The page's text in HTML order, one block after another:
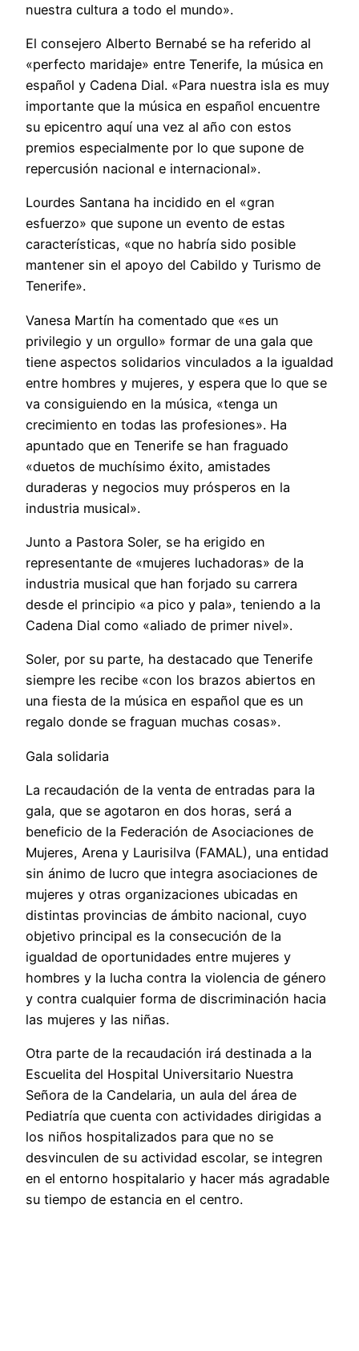
nuestra cultura a todo el mundo».
El consejero Alberto Bernabé se ha referido al
«perfecto maridaje» entre Tenerife, la música en
español y Cadena Dial. «Para nuestra isla es muy
importante que la música en español encuentre
su epicentro aquí una vez al año con estos
premios especialmente por lo que supone de
repercusión nacional e internacional».
Lourdes Santana ha incidido en el «gran
esfuerzo» que supone un evento de estas
características, «que no habría sido posible
mantener sin el apoyo del Cabildo y Turismo de
Tenerife».
Vanesa Martín ha comentado que «es un
privilegio y un orgullo» formar de una gala que
tiene aspectos solidarios vinculados a la igualdad
entre hombres y mujeres, y espera que lo que se
va consiguiendo en la música, «tenga un
crecimiento en todas las profesiones». Ha
apuntado que en Tenerife se han fraguado
«duetos de muchísimo éxito, amistades
duraderas y negocios muy prósperos en la
industria musical».
Junto a Pastora Soler, se ha erigido en
representante de «mujeres luchadoras» de la
industria musical que han forjado su carrera
desde el principio «a pico y pala», teniendo a la
Cadena Dial como «aliado de primer nivel».
Soler, por su parte, ha destacado que Tenerife
siempre les recibe «con los brazos abiertos en
una fiesta de la música en español que es un
regalo donde se fraguan muchas cosas».
Gala solidaria
La recaudación de la venta de entradas para la
gala, que se agotaron en dos horas, será a
beneficio de la Federación de Asociaciones de
Mujeres, Arena y Laurisilva (FAMAL), una entidad
sin ánimo de lucro que integra asociaciones de
mujeres y otras organizaciones ubicadas en
distintas provincias de ámbito nacional, cuyo
objetivo principal es la consecución de la
igualdad de oportunidades entre mujeres y
hombres y la lucha contra la violencia de género
y contra cualquier forma de discriminación hacia
las mujeres y las niñas.
Otra parte de la recaudación irá destinada a la
Escuelita del Hospital Universitario Nuestra
Señora de la Candelaria, un aula del área de
Pediatría que cuenta con actividades dirigidas a
los niños hospitalizados para que no se
desvinculen de su actividad escolar, se integren
en el entorno hospitalario y hacer más agradable
su tiempo de estancia en el centro.